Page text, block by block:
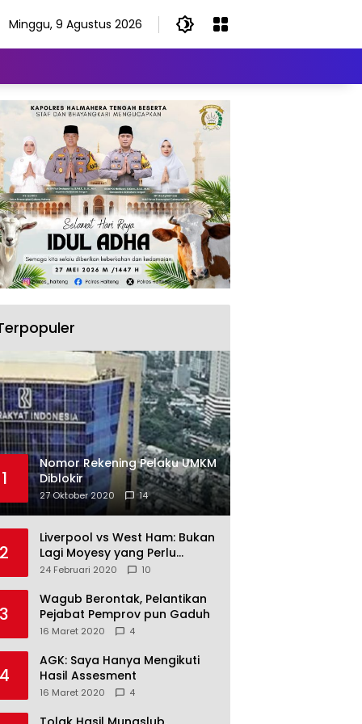
Minggu, 9 Agustus 2026
1
Nomor Rekening Pelaku UMKM
Diblokir
27 Oktober 2020 14
2
Liverpool vs West Ham: Bukan
Lagi Moyesy yang Perlu
Ditakuti
24 Februari 2020 10
3
Wagub Berontak, Pelantikan
Pejabat Pemprov pun Gaduh
16 Maret 2020 4
4
AGK: Saya Hanya Mengikuti
Hasil Assesment
16 Maret 2020 4